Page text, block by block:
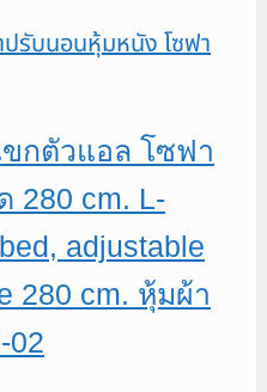
กตัวแอล โซฟา
280 cm. L-
adjustable
280 cm. หุ้มผ้า
02